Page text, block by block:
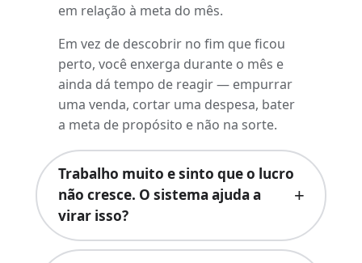
em relação à meta do mês.
Em vez de descobrir no fim que ficou
perto, você enxerga durante o mês e
ainda dá tempo de reagir — empurrar
uma venda, cortar uma despesa, bater
a meta de propósito e não na sorte.
Trabalho muito e sinto que o lucro
não cresce. O sistema ajuda a
virar isso?